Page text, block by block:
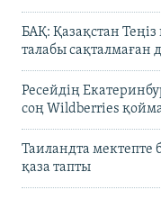
БАҚ: Қазақстан
талабы сақталмаған
Ресейдің
соң Wildberries
Таиландта мектепте
қаза тапты